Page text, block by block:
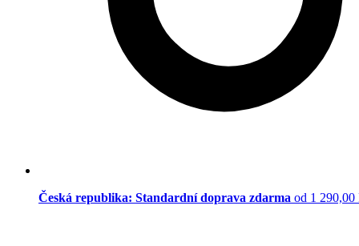
Česká republika: Standardní doprava zdarma od 1 290,00